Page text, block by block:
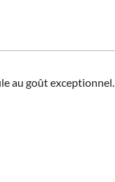
au goût exceptionnel.